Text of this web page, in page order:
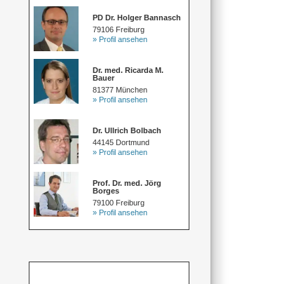
PD Dr. Holger Bannasch
79106 Freiburg
» Profil ansehen
Dr. med. Ricarda M.
Bauer
81377 München
» Profil ansehen
Dr. Ullrich Bolbach
44145 Dortmund
» Profil ansehen
Prof. Dr. med. Jörg
Borges
79100 Freiburg
» Profil ansehen